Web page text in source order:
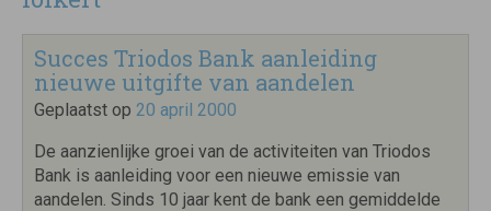
Succes Triodos Bank aanleiding
nieuwe uitgifte van aandelen
Geplaatst op 20 april 2000
De aanzienlijke groei van de activiteiten van Triodos
Bank is aanleiding voor een nieuwe emissie van
aandelen. Sinds 10 jaar kent de bank een gemiddelde